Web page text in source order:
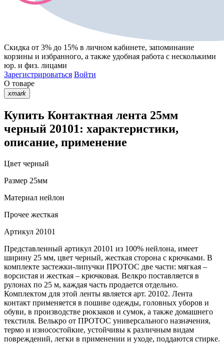
Скидка от 3% до 15% в личном кабинете, запоминание
корзины и избранного, а также удобная работа с несколькими
юр. и физ. лицами
Зарегистрироваться Войти
О товаре
xmark
Купить Контактная лента 25мм
черный 20101: характеристики,
описание, применение
Цвет черный
Размер 25мм
Материал нейлон
Прочее жесткая
Артикул 20101
Представленный артикул 20101 из 100% нейлона, имеет
ширину 25 мм, цвет черный, жесткая сторона с крючками. В
комплекте застежки-липучки ПРОТОС две части: мягкая –
ворсистая и жесткая – крючковая. Велкро поставляется в
рулонах по 25 м, каждая часть продается отдельно.
Комплектом для этой ленты является арт. 20102. Лента
контакт применяется в пошиве одежды, головных уборов и
обуви, в производстве рюкзаков и сумок, а также домашнего
текстиля. Велькро от ПРОТОС универсального назначения,
термо и износостойкие, устойчивы к различным видам
повреждений, легки в применении и уходе, поддаются стирке.